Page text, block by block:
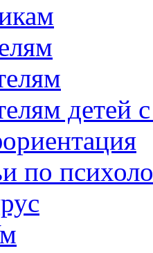
детей
по